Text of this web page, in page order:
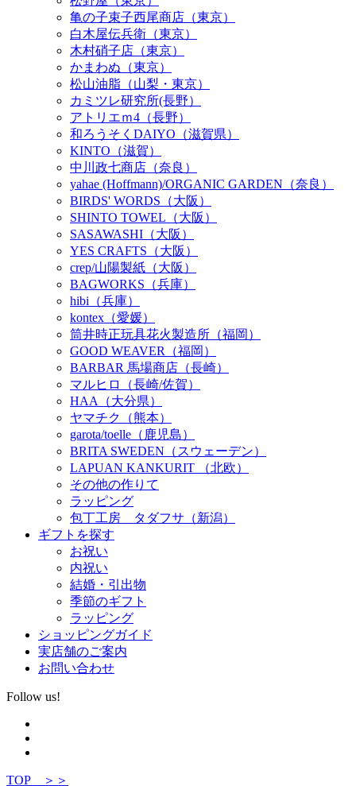
亀の子束子西尾商店（東京）
白木屋伝兵衛（東京）
木村硝子店（東京）
かまわぬ（東京）
松山油脂（山梨・東京）
カミツレ研究所(長野）
アトリエｍ4（長野）
和ろうそくDAIYO（滋賀県）
KINTO（滋賀）
中川政七商店（奈良）
yahae (Hoffmann)/ORGANIC GARDEN（奈良）
BIRDS' WORDS（大阪）
SHINTO TOWEL（大阪）
SASAWASHI（大阪）
YES CRAFTS（大阪）
crep/山陽製紙（大阪）
BAGWORKS（兵庫）
hibi（兵庫）
kontex（愛媛）
筒井時正玩具花火製造所（福岡）
GOOD WEAVER（福岡）
BARBAR 馬場商店（長崎）
マルヒロ（長崎/佐賀）
HAA（大分県）
ヤマチク（熊本）
garota/toelle（鹿児島）
BRITA SWEDEN（スウェーデン）
LAPUAN KANKURIT （北欧）
その他の作りて
ラッピング
包丁工房 タダフサ（新潟）
ギフトを探す
お祝い
内祝い
結婚・引出物
季節のギフト
ラッピング
ショッピングガイド
実店舗のご案内
お問い合わせ
Follow us!
TOP ＞＞